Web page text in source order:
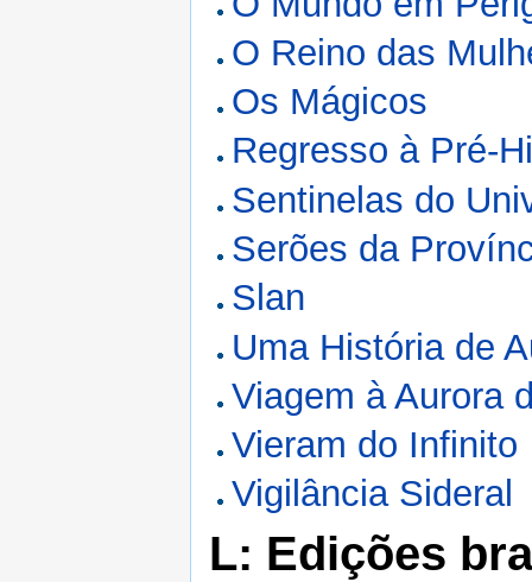
O Reino das
Os Mágicos
Regresso à Pré-
Sentinelas do
Serões da
Slan
Uma História de
Viagem à Aurora
Vieram do Infinito
Vigilância Sideral
L: Edições